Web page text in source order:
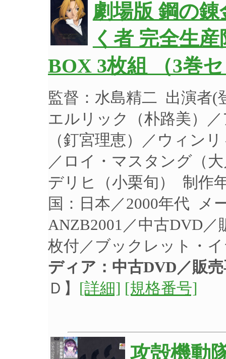
劇場版 鋼の
く者 完全生
BOX 3枚組 （3巻
監督：水島精二 出演者(
エルリック（朴路美）
（釘宮理恵）／ウィン
／ロイ・マスタング（
デリヒ（小栗旬） 制作
国：日本／2000年代 メ
ANZB2001／中古DVD
枚付／ブックレット・
ディア：中古DVD／販
Ｄ】 [詳細] [規格番号]
攻殻機動